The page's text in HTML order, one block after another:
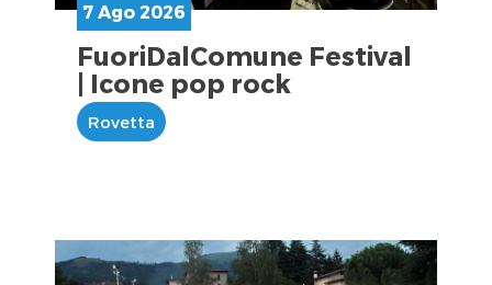
7 Ago 2026
FuoriDalComune Festival
| Icone pop rock
Rovetta